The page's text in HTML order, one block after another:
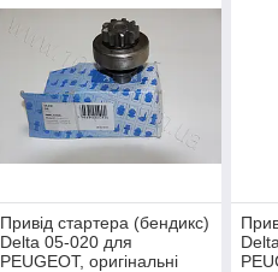
Привід стартера (бендикс)
Delta 05-020 для
PEUGEOT, оригінальні